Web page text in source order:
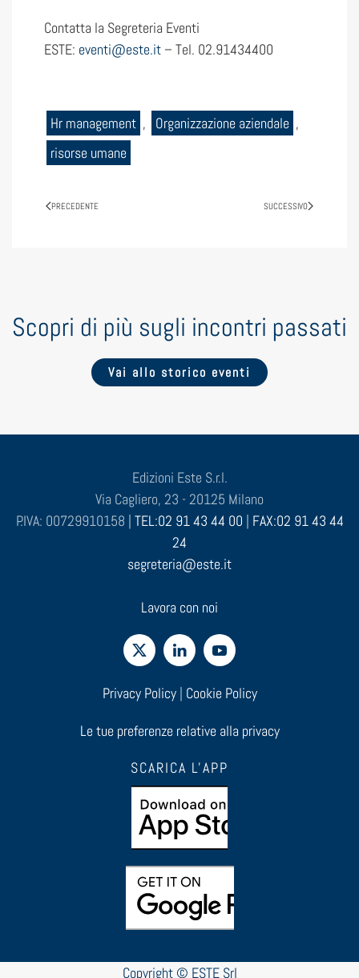
Contatta la Segreteria Eventi
ESTE: eventi@este.it – Tel. 02.91434400
Hr management , Organizzazione aziendale ,
risorse umane
PRECEDENTE SUCCESSIVO
Scopri di più sugli incontri passati
Vai allo storico eventi
Edizioni Este S.r.l.
Via Cagliero, 23 - 20125 Milano
P.IVA: 00729910158 | TEL:02 91 43 44 00 | FAX:02 91 43 44
24
segreteria@este.it
Lavora con noi
Privacy Policy| Cookie Policy
Le tue preferenze relative alla privacy
SCARICA L'APP
Copyright © ESTE Srl